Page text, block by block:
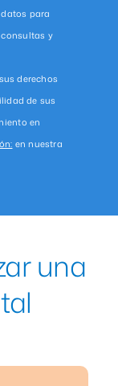
para
y
derechos
de sus
en
en nuestra
una